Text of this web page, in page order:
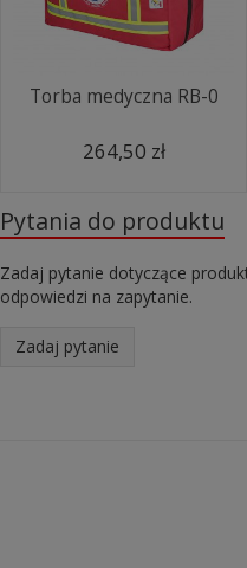
Torba medyczna RB-0
264,50 zł
Pytania do produktu
Zadaj pytanie dotyczące
odpowiedzi na zapytanie.
Zadaj pytanie